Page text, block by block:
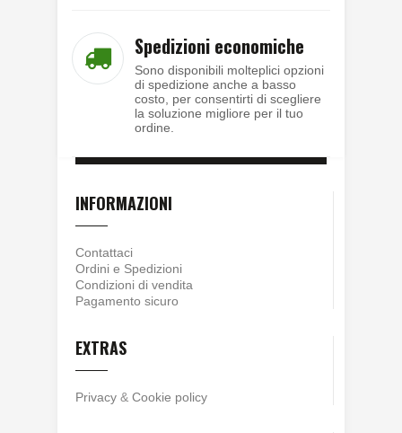
Spedizioni economiche
Sono disponibili molteplici opzioni
di spedizione anche a basso
costo, per consentirti di scegliere
la soluzione migliore per il tuo
ordine.
INFORMAZIONI
Contattaci
Ordini e Spedizioni
Condizioni di vendita
Pagamento sicuro
EXTRAS
Privacy & Cookie policy